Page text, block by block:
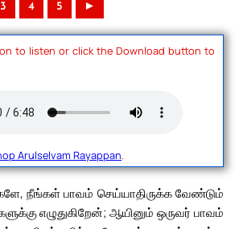
3 4 5 ►
to listen or click the Download button to
Arulselvam Rayappan.
நீங்கள் பாவம் செய்யாதிருக்க வேண்டும்
எழுதுகிறேன்; ஆயினும் ஒருவர் பாவம்